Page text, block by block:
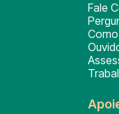
Fale